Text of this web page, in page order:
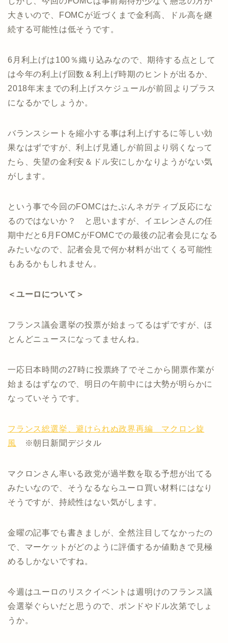
大きいので、FOMCが近づくまで金利高、ドル高を継
続する可能性は低そうです。
6月利上げは100％織り込みなので、期待する点として
は今年の利上げ回数＆利上げ時期のヒントが出るか、
2018年末までの利上げスケジュールが前回よりプラス
になるかでしょうか。
バランスシートを縮小する事は利上げするに等しい効
果なはずですが、利上げ見通しが前回より弱くなって
たら、失望の金利安＆ドル安にしかなりようがない気
がします。
という事で今回のFOMCはたぶんネガティブ反応にな
るのではないか？ と思いますが、イエレンさんの任
期中だと6月FOMCがFOMCでの最後の記者会見になる
みたいなので、記者会見で何か材料が出てくる可能性
もあるかもしれません。
＜ユーロについて＞
フランス議会選挙の投票が始まってるはずですが、ほ
とんどニュースになってませんね。
一応日本時間の27時に投票終了でそこから開票作業が
始まるはずなので、明日の午前中には大勢が明らかに
なっていそうです。
フランス総選挙、避けられぬ政界再編 マクロン旋
風 ※朝日新聞デジタル
マクロンさん率いる政党が過半数を取る予想が出てる
みたいなので、そうなるならユーロ買い材料にはなり
そうですが、持続性はない気がします。
金曜の記事でも書きましが、全然注目してなかったの
で、マーケットがどのように評価するか値動きで見極
めるしかないですね。
今週はユーロのリスクイベントは週明けのフランス議
会選挙ぐらいだと思うので、ポンドやドル次第でしょ
うか。